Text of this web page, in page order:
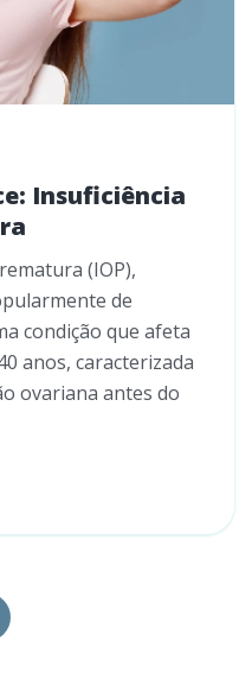
Insuficiência
(IOP),
de
condição que afeta
anos, caracterizada
ovariana antes do